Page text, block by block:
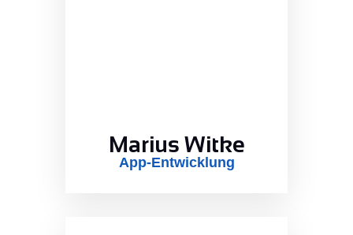
Marius Witke
App-Entwicklung